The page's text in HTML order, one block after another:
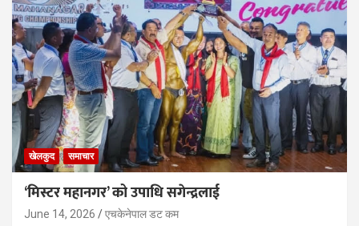
खेलकुद समाचार
‘मिस्टर महानगर’ को उपाधि सगेन्द्रलाई
June 14, 2026 एचकेनेपाल डट कम